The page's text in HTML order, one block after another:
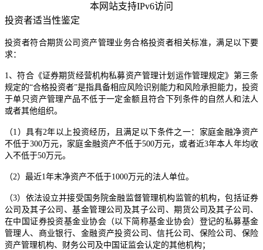
本网站支持IPv6访问
投资者适当性鉴定
投资者符合期货公司资产管理业务合格投资者相关标准，满足以下要
求：
1、符合《证券期货经营机构私募资产管理计划运作管理规定》第三条
规定的“合格投资者”是指具备相应风险识别能力和风险承担能力，投资
于单只资产管理产品不低于一定金额且符合下列条件的自然人和法人
或者其他组织。
（1）具有2年以上投资经历，且满足以下条件之一：家庭金融净资产
不低于300万元，家庭金融资产不低于500万元，或者近3年本人年均收
入不低于50万元。
（2）最近1年末净资产不低于1000万元的法人单位。
（3）依法设立并接受国务院金融监督管理机构监管的机构，包括证券
公司及其子公司、基金管理公司及其子公司、期货公司及其子公司、
在中国证券投资基金业协会（以下简称基金业协会）登记的私募基金
管理人、商业银行、金融资产投资公司、信托公司、保险公司、保险
资产管理机构、财务公司及中国证监会认定的其他机构；